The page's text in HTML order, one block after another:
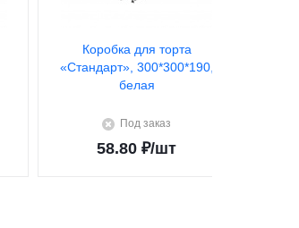
Коробка для торта
«Стандарт», 300*300*190,
белая
Под заказ
58.80 ₽/шт